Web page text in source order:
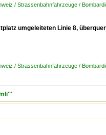
/ Strassenbahnfahrzeuge /
umgeleiteten Linie 8,
/ Strassenbahnfahrzeuge /